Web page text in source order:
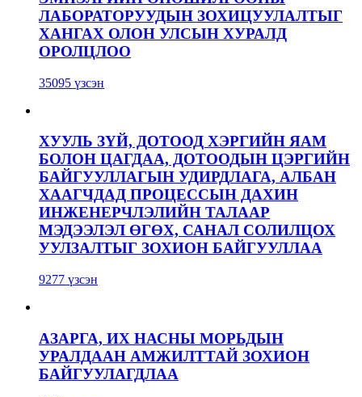
ЛАБОРАТОРУУДЫН ЗОХИЦУУЛАЛТЫГ
ХАНГАХ ОЛОН УЛСЫН ХУРАЛД
ОРОЛЦЛОО
35095 үзсэн
ХУУЛЬ ЗҮЙ, ДОТООД ХЭРГИЙН ЯАМ
БОЛОН ЦАГДАА, ДОТООДЫН ЦЭРГИЙН
БАЙГУУЛЛАГЫН УДИРДЛАГА, АЛБАН
ХААГЧДАД ПРОЦЕССЫН ДАХИН
ИНЖЕНЕРЧЛЭЛИЙН ТАЛААР
МЭДЭЭЛЭЛ ӨГӨХ, САНАЛ СОЛИЛЦОХ
УУЛЗАЛТЫГ ЗОХИОН БАЙГУУЛЛАА
9277 үзсэн
АЗАРГА, ИХ НАСНЫ МОРЬДЫН
УРАЛДААН АМЖИЛТТАЙ ЗОХИОН
БАЙГУУЛАГДЛАА